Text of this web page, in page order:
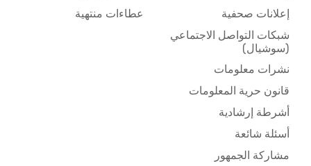
إعلانات صحفية
شبكات التواصل الاجتماعي
(سوشيال)
نشرات معلومات
قانون حرية المعلومات
أشرطة إرشادية
أسئلة شائعة
مشاركة الجمهور
عطاءات منتهية